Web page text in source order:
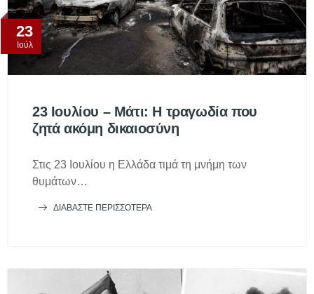
23
Ιούλ
23 Ιουλίου – Μάτι: Η τραγωδία που
ζητά ακόμη δικαιοσύνη
Στις 23 Ιουλίου η Ελλάδα τιμά τη μνήμη των
θυμάτων…
ΔΙΑΒΆΣΤΕ ΠΕΡΙΣΣΌΤΕΡΑ